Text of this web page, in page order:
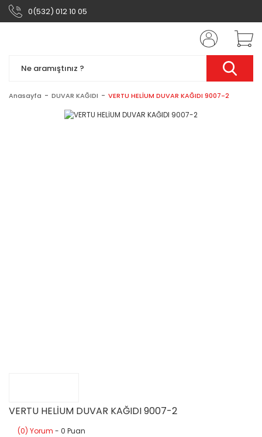
0(532) 012 10 05
Anasayfa DUVAR KAĞIDI VERTU HELİUM DUVAR KAĞIDI 9007-2
VERTU HELİUM DUVAR KAĞIDI 9007-2
(0) Yorum - 0 Puan